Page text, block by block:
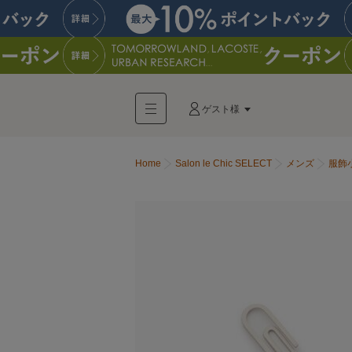
ゲスト様
Home Salon le Chic SELECT メンズ 服飾